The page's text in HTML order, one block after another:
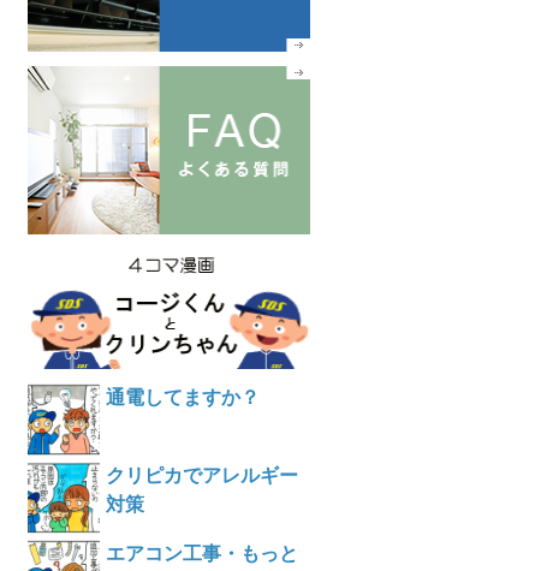
通電してますか？
クリピカでアレルギー
対策
エアコン工事・もっと